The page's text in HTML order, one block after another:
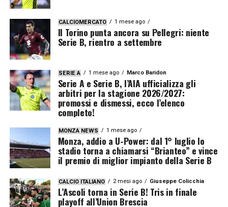
CALCIOMERCATO 1 mese ago
Il Torino punta ancora su Pellegri: niente
Serie B, rientro a settembre
SERIE A 1 mese ago Marco Baridon
Serie A e Serie B, l’AIA ufficializza gli
arbitri per la stagione 2026/2027:
promossi e dismessi, ecco l’elenco
completo!
MONZA NEWS 1 mese ago
Monza, addio a U-Power: dal 1° luglio lo
stadio torna a chiamarsi “Brianteo” e vince
il premio di miglior impianto della Serie B
CALCIO ITALIANO 2 mesi ago Giuseppe Colicchia
L’Ascoli torna in Serie B! Tris in finale
playoff all’Union Brescia